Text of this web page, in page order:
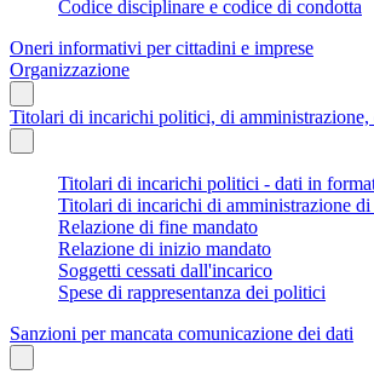
Codice disciplinare e codice di condotta
Oneri informativi per cittadini e imprese
Organizzazione
Titolari di incarichi politici, di
Titolari di incarichi politici - dati in
Titolari di incarichi di amministrazione
Relazione di fine mandato
Relazione di inizio mandato
Soggetti cessati dall'incarico
Spese di rappresentanza dei politici
Sanzioni per mancata comunicazione dei dati